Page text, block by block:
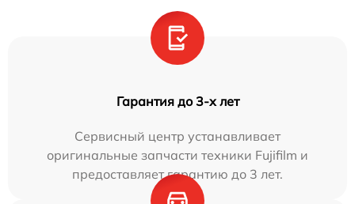
Гарантия до 3-х лет
Сервисный центр устанавливает
оригинальные запчасти техники Fujifilm и
предоставляет гарантию до 3 лет.